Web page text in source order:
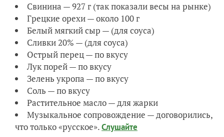
Свинина — 927 г (так показали весы на рынке)
Грецкие орехи — около 100 г
Белый мягкий сыр — (для соуса)
Сливки 20% — (для соуса)
Острый перец — по вкусу
Лук порей — по вкусу
Зелень укропа — по вкусу
Соль — по вкусу
Растительное масло — для жарки
Музыкальное сопровождение — договорились,
что только «русское».Слушайте